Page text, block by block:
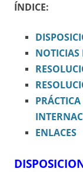
ÍNDICE:
NOTICIAS
ENLACES